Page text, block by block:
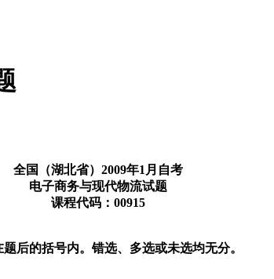
全国（湖北省）2009年1月自考
电子商务与现代物流试题
课程代码：00915
后的括号内。错选、多选或未选均无分。